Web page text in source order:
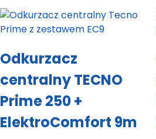
Odkurzacz
centralny TECNO
Prime 250 +
ElektroComfort 9m